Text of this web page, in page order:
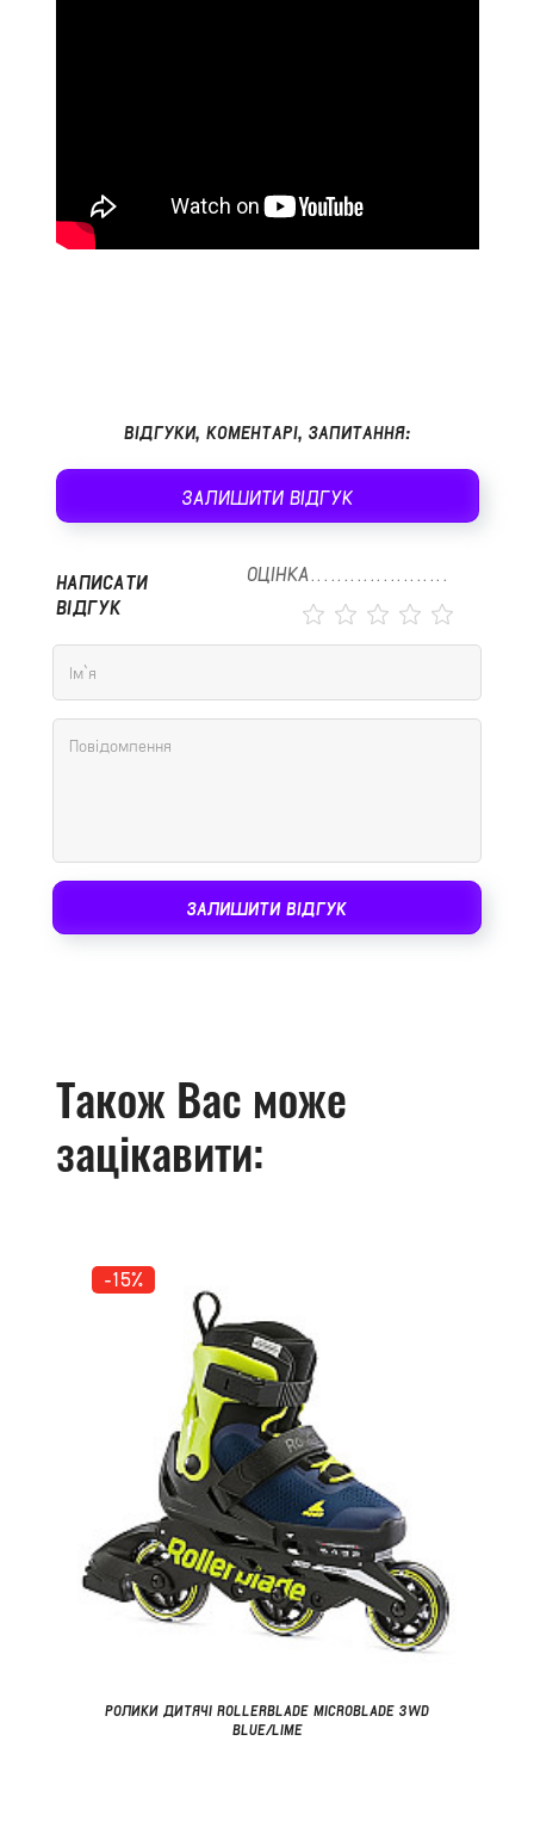
ВІДГУКИ, КОМЕНТАРІ, ЗАПИТАННЯ:
ЗАЛИШИТИ ВІДГУК
НАПИСАТИ
ВІДГУК
ОЦІНКА
ЗАЛИШИТИ ВІДГУК
Також Вас може
зацікавити:
-15%
РОЛИКИ ДИТЯЧІ ROLLERBLADE MICROBLADE 3WD
BLUE/LIME